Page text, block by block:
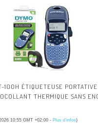
100H ÉTIQUETEUSE
THERMIQUE SANS
10:55 GMT +02:00 - Plus d’infos)